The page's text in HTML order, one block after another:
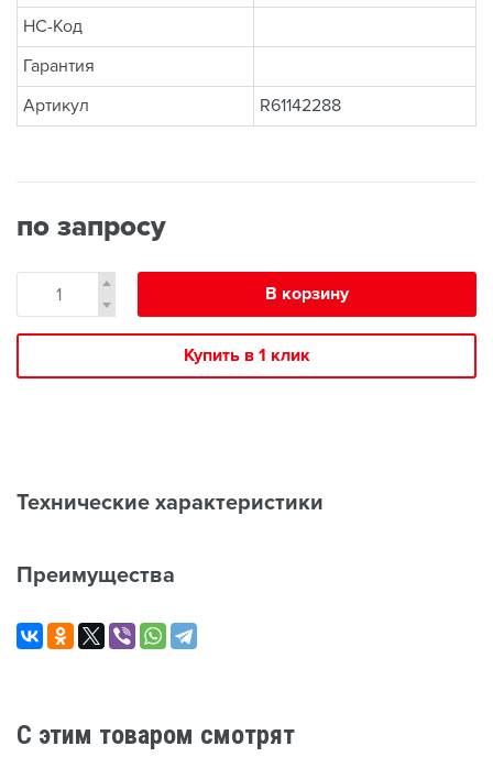
НС-Код
Гарантия
Артикул
R61142288
по запросу
В корзину
Купить в 1 клик
Технические характеристики
Преимущества
C этим товаром смотрят